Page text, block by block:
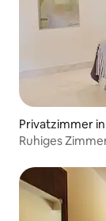
Privatzimmer
Ruhiges